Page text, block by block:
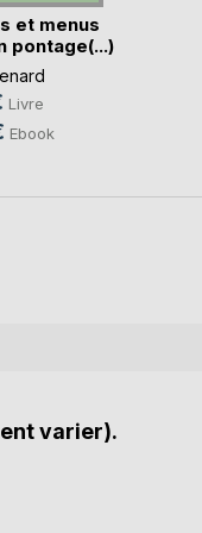
et menus
pontage(...)
Livre
Ebook
varier).